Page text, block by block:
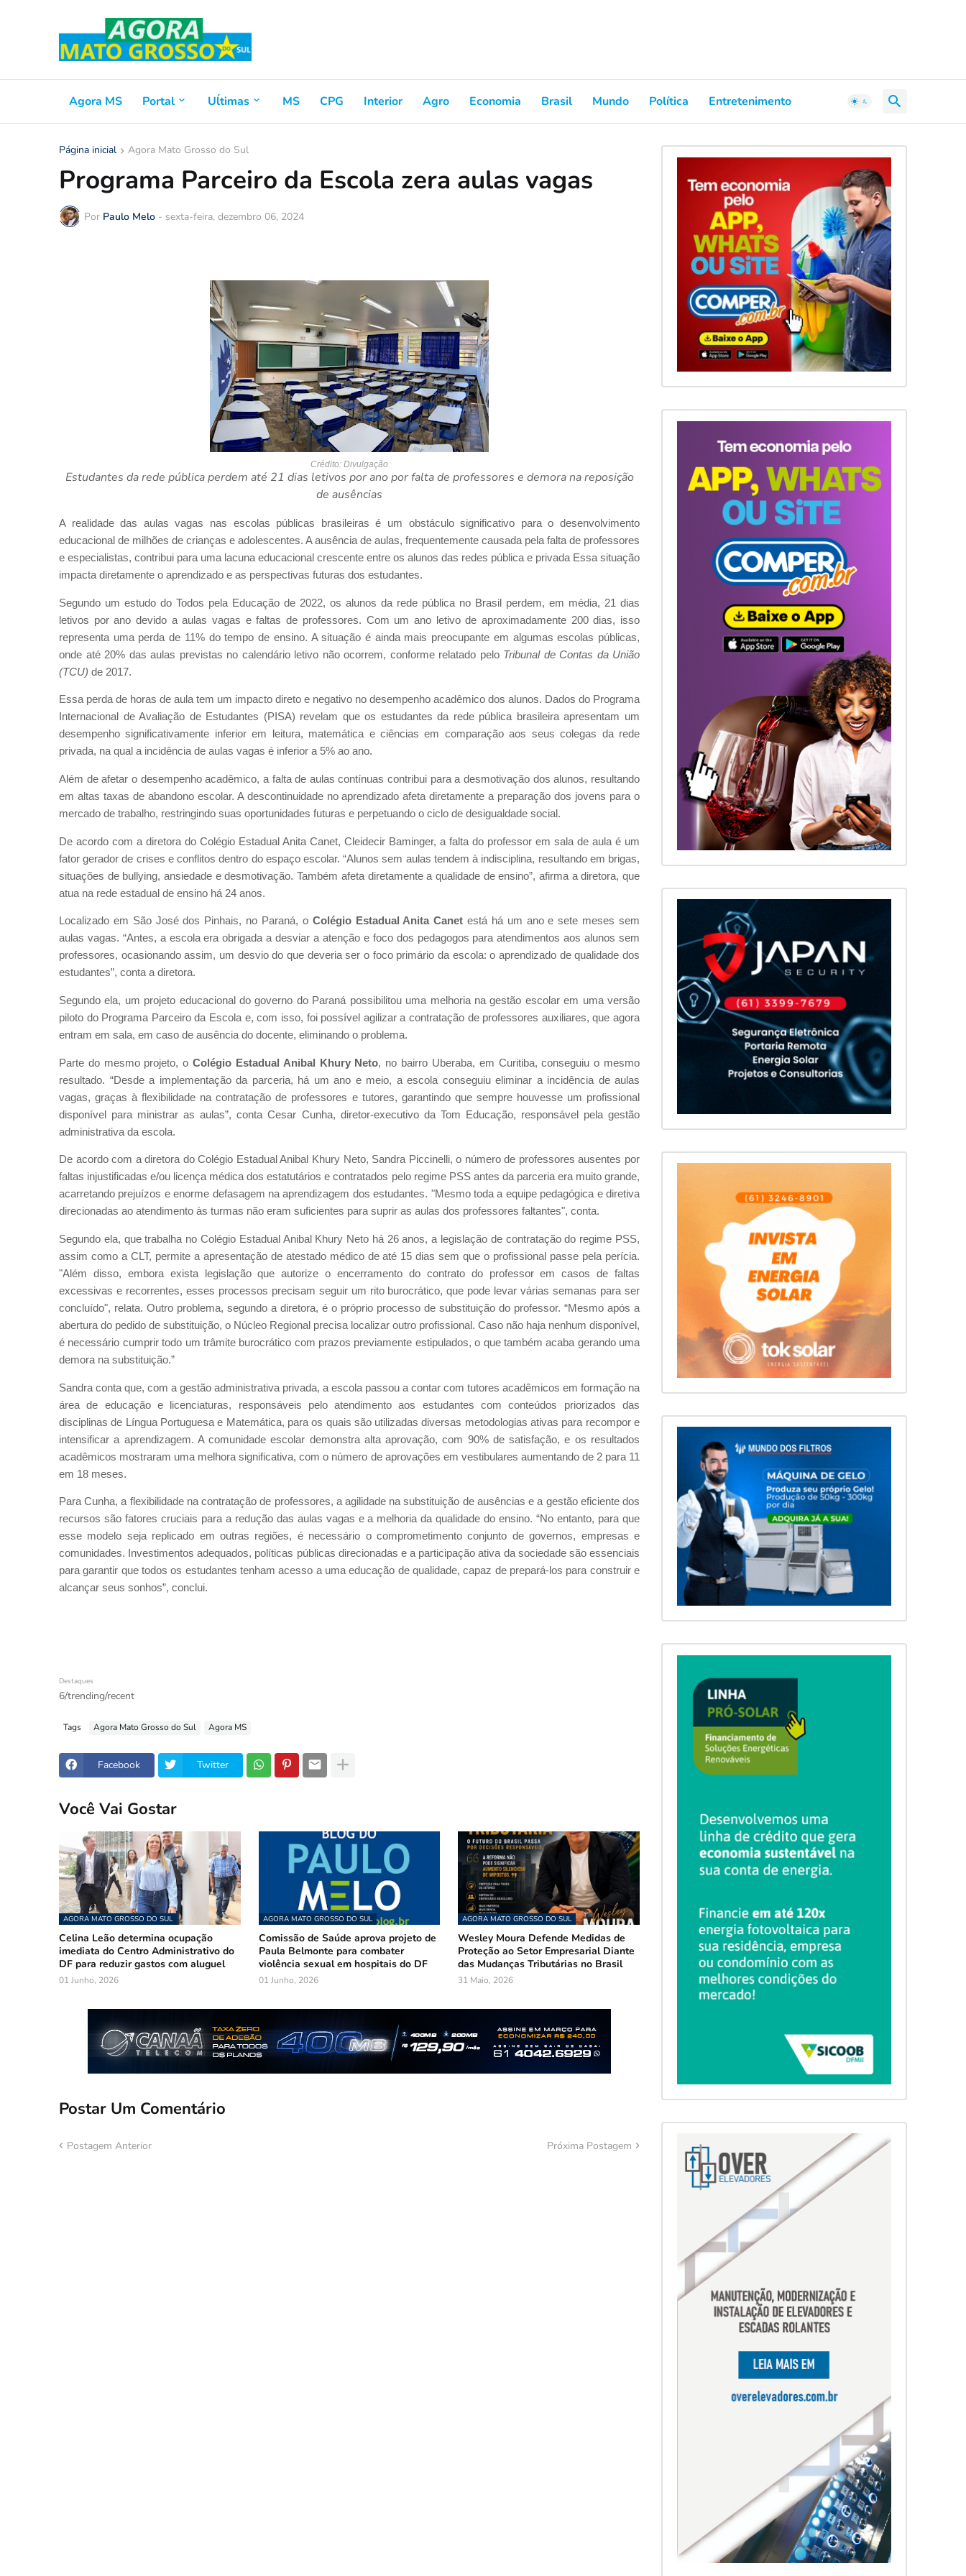
Agora MS Portal Uĺtimas MS CPG Interior Agro Economia Brasil Mundo Política Entretenimento
Página inicial Agora Mato Grosso do Sul
Programa Parceiro da Escola zera aulas vagas
Por Paulo Melo - sexta-feira, dezembro 06, 2024
Crédito: Divulgação
Estudantes da rede pública perdem até 21 dias letivos por ano por falta de professores e demora na reposição
de ausências
A realidade das aulas vagas nas escolas públicas brasileiras é um obstáculo significativo para o desenvolvimento
educacional de milhões de crianças e adolescentes. A ausência de aulas, frequentemente causada pela falta de professores
e especialistas, contribui para uma lacuna educacional crescente entre os alunos das redes pública e privada Essa situação
impacta diretamente o aprendizado e as perspectivas futuras dos estudantes.
Segundo um estudo do Todos pela Educação de 2022, os alunos da rede pública no Brasil perdem, em média, 21 dias
letivos por ano devido a aulas vagas e faltas de professores. Com um ano letivo de aproximadamente 200 dias, isso
representa uma perda de 11% do tempo de ensino. A situação é ainda mais preocupante em algumas escolas públicas,
onde até 20% das aulas previstas no calendário letivo não ocorrem, conforme relatado pelo Tribunal de Contas da União
(TCU) de 2017.
Essa perda de horas de aula tem um impacto direto e negativo no desempenho acadêmico dos alunos. Dados do Programa
Internacional de Avaliação de Estudantes (PISA) revelam que os estudantes da rede pública brasileira apresentam um
desempenho significativamente inferior em leitura, matemática e ciências em comparação aos seus colegas da rede
privada, na qual a incidência de aulas vagas é inferior a 5% ao ano.
Além de afetar o desempenho acadêmico, a falta de aulas contínuas contribui para a desmotivação dos alunos, resultando
em altas taxas de abandono escolar. A descontinuidade no aprendizado afeta diretamente a preparação dos jovens para o
mercado de trabalho, restringindo suas oportunidades futuras e perpetuando o ciclo de desigualdade social.
De acordo com a diretora do Colégio Estadual Anita Canet, Cleidecir Baminger, a falta do professor em sala de aula é um
fator gerador de crises e conflitos dentro do espaço escolar. “Alunos sem aulas tendem à indisciplina, resultando em brigas,
situações de bullying, ansiedade e desmotivação. Também afeta diretamente a qualidade de ensino”, afirma a diretora, que
atua na rede estadual de ensino há 24 anos.
Localizado em São José dos Pinhais, no Paraná, o Colégio Estadual Anita Canet está há um ano e sete meses sem
aulas vagas. “Antes, a escola era obrigada a desviar a atenção e foco dos pedagogos para atendimentos aos alunos sem
professores, ocasionando assim, um desvio do que deveria ser o foco primário da escola: o aprendizado de qualidade dos
estudantes”, conta a diretora.
Segundo ela, um projeto educacional do governo do Paraná possibilitou uma melhoria na gestão escolar em uma versão
piloto do Programa Parceiro da Escola e, com isso, foi possível agilizar a contratação de professores auxiliares, que agora
entram em sala, em caso de ausência do docente, eliminando o problema.
Parte do mesmo projeto, oColégio Estadual Anibal Khury Neto, no bairro Uberaba, em Curitiba, conseguiu o mesmo
resultado. “Desde a implementação da parceria, há um ano e meio, a escola conseguiu eliminar a incidência de aulas
vagas, graças à flexibilidade na contratação de professores e tutores, garantindo que sempre houvesse um profissional
disponível para ministrar as aulas”, conta Cesar Cunha, diretor-executivo da Tom Educação, responsável pela gestão
administrativa da escola.
De acordo com a diretora do Colégio Estadual Anibal Khury Neto, Sandra Piccinelli, o número de professores ausentes por
faltas injustificadas e/ou licença médica dos estatutários e contratados pelo regime PSS antes da parceria era muito grande,
acarretando prejuízos e enorme defasagem na aprendizagem dos estudantes. "Mesmo toda a equipe pedagógica e diretiva
direcionadas ao atendimento às turmas não eram suficientes para suprir as aulas dos professores faltantes", conta.
Segundo ela, que trabalha no Colégio Estadual Anibal Khury Neto há 26 anos, a legislação de contratação do regime PSS,
assim como a CLT, permite a apresentação de atestado médico de até 15 dias sem que o profissional passe pela perícia.
"Além disso, embora exista legislação que autorize o encerramento do contrato do professor em casos de faltas
excessivas e recorrentes, esses processos precisam seguir um rito burocrático, que pode levar várias semanas para ser
concluído", relata. Outro problema, segundo a diretora, é o próprio processo de substituição do professor. “Mesmo após a
abertura do pedido de substituição, o Núcleo Regional precisa localizar outro profissional. Caso não haja nenhum disponível,
é necessário cumprir todo um trâmite burocrático com prazos previamente estipulados, o que também acaba gerando uma
demora na substituição.”
Sandra conta que, com a gestão administrativa privada, a escola passou a contar com tutores acadêmicos em formação na
área de educação e licenciaturas, responsáveis pelo atendimento aos estudantes com conteúdos priorizados das
disciplinas de Língua Portuguesa e Matemática, para os quais são utilizadas diversas metodologias ativas para recompor e
intensificar a aprendizagem. A comunidade escolar demonstra alta aprovação, com 90% de satisfação, e os resultados
acadêmicos mostraram uma melhora significativa, com o número de aprovações em vestibulares aumentando de 2 para 11
em 18 meses.
Para Cunha, a flexibilidade na contratação de professores, a agilidade na substituição de ausências e a gestão eficiente dos
recursos são fatores cruciais para a redução das aulas vagas e a melhoria da qualidade do ensino. “No entanto, para que
esse modelo seja replicado em outras regiões, é necessário o comprometimento conjunto de governos, empresas e
comunidades. Investimentos adequados, políticas públicas direcionadas e a participação ativa da sociedade são essenciais
para garantir que todos os estudantes tenham acesso a uma educação de qualidade, capaz de prepará-los para construir e
alcançar seus sonhos”, conclui.
Destaques
6/trending/recent
Tags Agora Mato Grosso do Sul Agora MS
Facebook Twitter
Você Vai Gostar
AGORA MATO GROSSO DO SUL
Celina Leão determina ocupação
imediata do Centro Administrativo do
DF para reduzir gastos com aluguel
01 Junho, 2026
AGORA MATO GROSSO DO SUL
Comissão de Saúde aprova projeto de
Paula Belmonte para combater
violência sexual em hospitais do DF
01 Junho, 2026
AGORA MATO GROSSO DO SUL
Wesley Moura Defende Medidas de
Proteção ao Setor Empresarial Diante
das Mudanças Tributárias no Brasil
31 Maio, 2026
Postar Um Comentário
Postagem Anterior Próxima Postagem